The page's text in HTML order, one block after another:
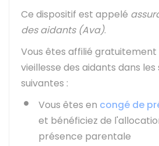
Ce dispositif est appelé
des aidants (Ava).
Vous êtes affilié gratuitement
vieillesse des aidants dans
suivantes :
Vous êtes en congé de
et bénéficiez de
présence parentale